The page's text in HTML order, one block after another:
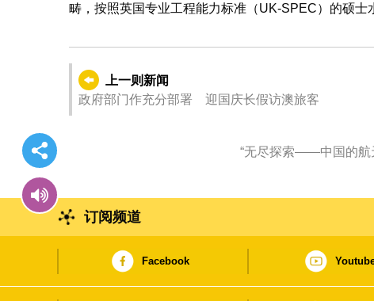
畴，按照英国专业工程能力标准（UK-SPEC）的硕士
上一则新闻
政府部门作充分部署 迎国庆长假访澳旅客
“无尽探索——中国的航
订阅频道
Facebook